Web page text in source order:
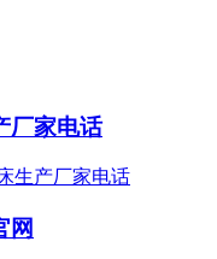
厂家电话
网